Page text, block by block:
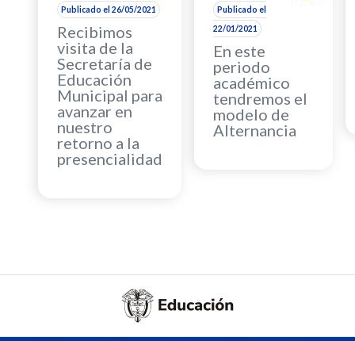
Publicado el 26/05/2021
Recibimos
visita de la
Secretaría de
Educación
Municipal para
avanzar en
nuestro
retorno a la
presencialidad
Publicado el
22/01/2021
En este
periodo
académico
tendremos el
modelo de
Alternancia